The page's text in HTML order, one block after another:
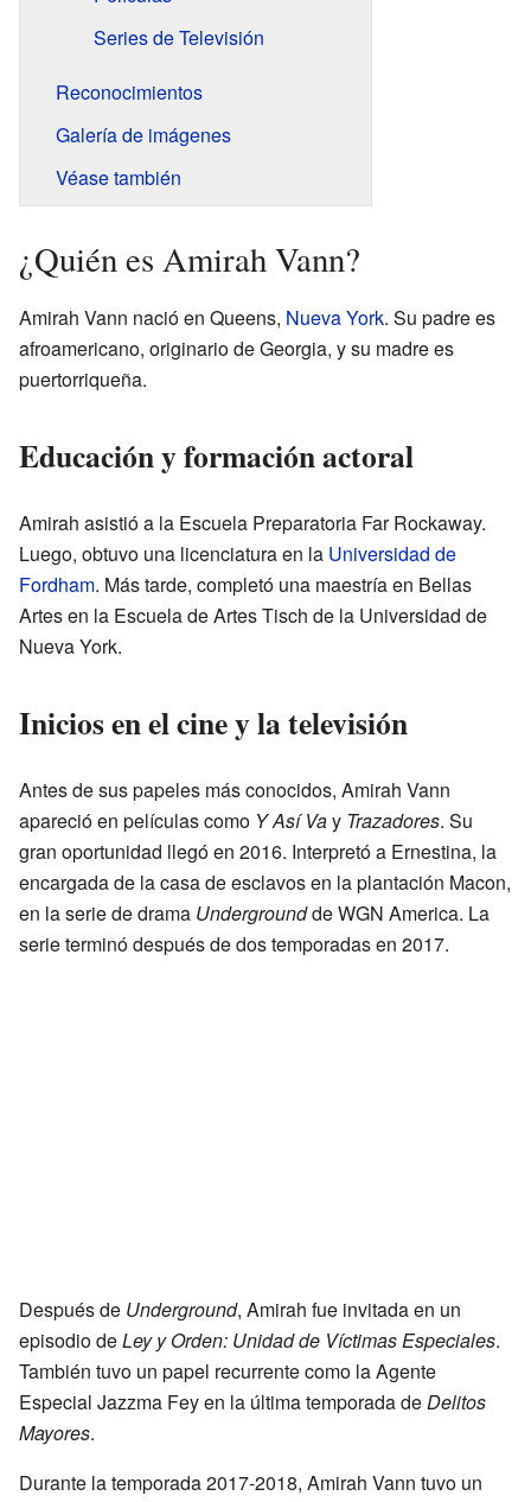
Series de Televisión
Reconocimientos
Galería de imágenes
Véase también
¿Quién es Amirah Vann?
Amirah Vann nació en Queens, Nueva York. Su padre es
afroamericano, originario de Georgia, y su madre es
puertorriqueña.
Educación y formación actoral
Amirah asistió a la Escuela Preparatoria Far Rockaway.
Luego, obtuvo una licenciatura en la Universidad de
Fordham. Más tarde, completó una maestría en Bellas
Artes en la Escuela de Artes Tisch de la Universidad de
Nueva York.
Inicios en el cine y la televisión
Antes de sus papeles más conocidos, Amirah Vann
apareció en películas como Y Así Vay Trazadores. Su
gran oportunidad llegó en 2016. Interpretó a Ernestina, la
encargada de la casa de esclavos en la plantación Macon,
en la serie de drama Undergroundde WGN America. La
serie terminó después de dos temporadas en 2017.
Después de Underground, Amirah fue invitada en un
episodio deLey y Orden: Unidad de Víctimas Especiales.
También tuvo un papel recurrente como la Agente
Especial Jazzma Fey en la última temporada deDelitos
Mayores.
Durante la temporada 2017-2018, Amirah Vann tuvo un